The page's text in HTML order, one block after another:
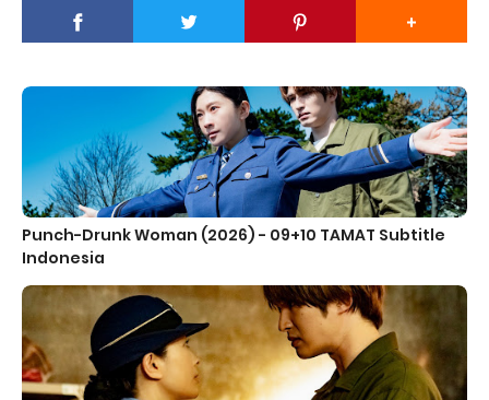
Punch-Drunk Woman (2026) - 09+10 TAMAT Subtitle
Indonesia